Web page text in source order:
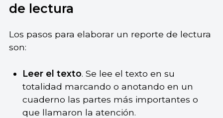
de lectura
Los pasos para elaborar un reporte de lectura
son:
Leer el texto. Se lee el texto en su
totalidad marcando o anotando en un
cuaderno las partes más importantes o
que llamaron la atención.